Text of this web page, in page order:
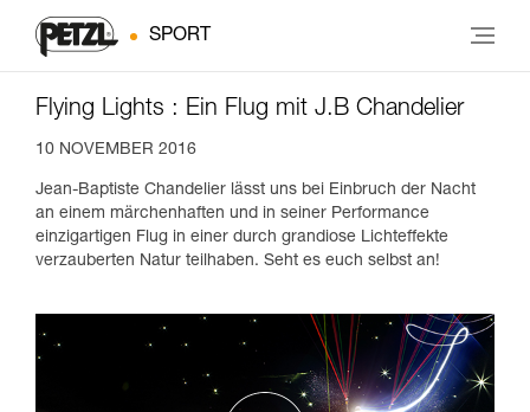
SPORT
Flying Lights : Ein Flug mit J.B Chandelier
10 NOVEMBER 2016
Jean-Baptiste Chandelier lässt uns bei Einbruch der Nacht
an einem märchenhaften und in seiner Performance
einzigartigen Flug in einer durch grandiose Lichteffekte
verzauberten Natur teilhaben. Seht es euch selbst an!